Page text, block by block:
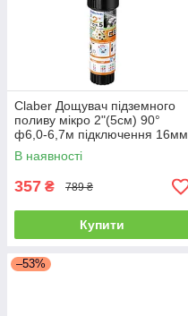
Claber Дощувач підземного
поливу мікро 2"(5см) 90°
ф6,0-6,7м підключення 16мм
COLIBRI
В наявності
357 ₴ 789 ₴
Купити
–53%